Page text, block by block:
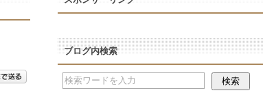
ブログ内検索